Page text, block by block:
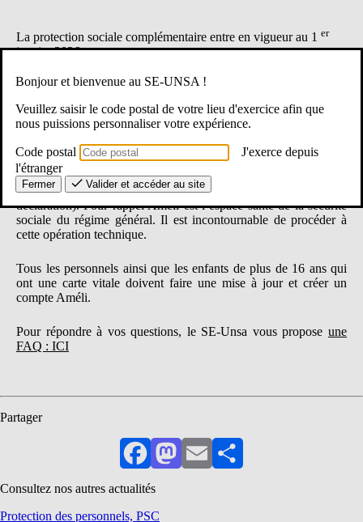
La protection sociale complémentaire entre en vigueur au 1 er
janvier 2026.
ETAPE 1
ETAPE 1
Vous devez remettrevotre carte vitale à jour
(depuis mercredi
12 novembre) puis ouvrirvotre compte AMELI
recevoir un courrier de la MGEN pour vous guider dans la
déclaration). Pour rappel Ameli est l’espace santé de la sécurité
sociale du régime général. Il est incontournable de procéder à
cette opération technique.
Tous les personnels ainsi que les enfants de plus de 16 ans qui
ont une carte vitale doivent faire une mise à jour et créer un
compte Améli.
Pour répondre à vos questions, le SE-Unsa vous propose une
FAQ : ICI
Partager
FacebookMastodon
EmailPartager
Consultez nos autres actualités
Protection des personnels, PSC
Bonjour et bienvenue au SE-UNSA !
Veuillez saisir le code postal de votre lieu d'exercice afin que
nous puissions personnaliser votre expérience.
Code postal
J'exerce depuis
l'étranger
Fermer Valider et accéder au site